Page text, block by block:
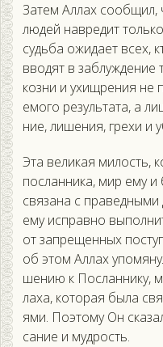
За­тем Ал­лах со­об­щил,
лю­дей нав­ре­дит
судь­ба ожи­да­ет всех,
вво­дят в заб­лужде­ние
коз­ни и ухищ­ре­ния не
емо­го ре­зуль­та­та, а
ние, ли­шения, гре­хи и
Эта ве­ликая ми­лость,
пос­ланни­ка, мир ему
свя­зана с
ему ис­прав­но
от зап­ре­щен­ных
об этом Ал­лах
шению к Пос­ланни­ку,
ла­ха, ко­торая бы­ла
ями. По­это­му Он
сание и муд­рость.